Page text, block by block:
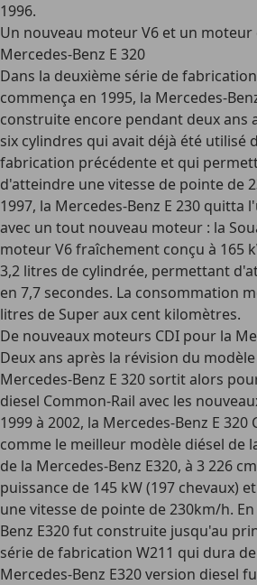
1996.
Un nouveau moteur V6 et un moteur
Mercedes-Benz E 320
Dans la deuxième série de
commença en 1995, la Mercedes-
construite encore pendant deux ans
six cylindres qui avait déjà été utilisé
fabrication précédente et qui
d'atteindre une vitesse de pointe de
1997, la Mercedes-Benz E 230 quitta
avec un tout nouveau moteur : la
moteur V6 fraîchement conçu à 165
3,2 litres de cylindrée, permettant
en 7,7 secondes. La consommation
litres de Super aux cent kilomètres.
De nouveaux moteurs CDI pour la
Deux ans après la révision du modèle
Mercedes-Benz E 320 sortit alors
diesel Common-Rail avec les
1999 à 2002, la Mercedes-Benz E
comme le meilleur modèle diésel de
de la Mercedes-Benz E320, à 3 226
puissance de 145 kW (197 chevaux)
une vitesse de pointe de 230km/h.
Benz E320 fut construite jusqu'au
série de fabrication W211 qui dura de
Mercedes-Benz E320 version diesel